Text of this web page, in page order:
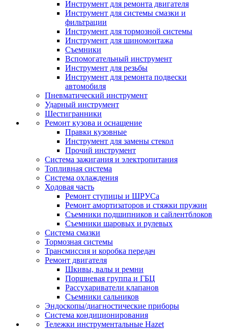
Инструмент для ремонта двигателя
Инструмент для системы смазки и
фильтрации
Инструмент для тормозной системы
Инструмент для шиномонтажа
Съемники
Вспомогательный инструмент
Инструмент для резьбы
Инструмент для ремонта подвески
автомобиля
Пневматический инструмент
Ударный инструмент
Шестигранники
Ремонт кузова и оснащение
Правки кузовные
Инструмент для замены стекол
Прочий инструмент
Система зажигания и электропитания
Топливная система
Система охлаждения
Ходовая часть
Ремонт ступицы и ШРУСа
Ремонт амортизаторов и стяжки пружин
Съемники подшипников и сайлентблоков
Съемники шаровых и рулевых
Система смазки
Тормозная системы
Трансмиссия и коробка передач
Ремонт двигателя
Шкивы, валы и ремни
Поршневая группа и ГБЦ
Рассухариватели клапанов
Съемники сальников
Эндоскопы/диагностические приборы
Система кондиционирования
Тележки инструментальные Hazet